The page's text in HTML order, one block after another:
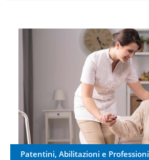
Patentini, Abilitazioni e Professioni